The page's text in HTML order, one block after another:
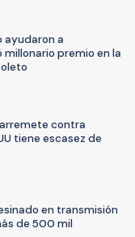
ayudaron a
premio en la
arremete contra
tiene escasez de
en transmisión
de 500 mil